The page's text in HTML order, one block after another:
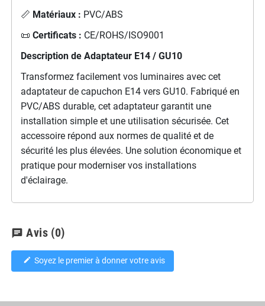
📏 Matériaux : PVC/ABS
📜 Certificats : CE/ROHS/ISO9001
Description de Adaptateur E14 / GU10
Transformez facilement vos luminaires avec cet
adaptateur de capuchon E14 vers GU10. Fabriqué en
PVC/ABS durable, cet adaptateur garantit une
installation simple et une utilisation sécurisée. Cet
accessoire répond aux normes de qualité et de
sécurité les plus élevées. Une solution économique et
pratique pour moderniser vos installations
d'éclairage.
chat Avis (0)
edit Soyez le premier à donner votre avis